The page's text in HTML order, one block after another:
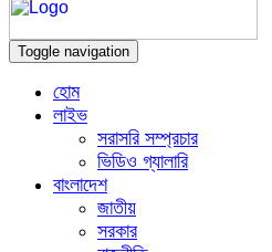
Toggle navigation
হোম
লাইভ
সরাসরি সম্প্রচার
ভিডিও গ্যালারি
বাংলাদেশ
জাতীয়
সরকার